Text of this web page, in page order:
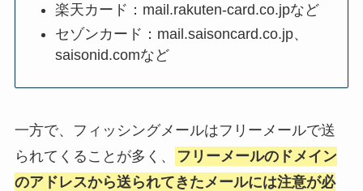
楽天カード：mail.rakuten-card.co.jpなど
セゾンカード：mail.saisoncard.co.jp、
saisonid.comなど
一方で、フィッシングメールはフリーメールで送
られてくることが多く、
フリーメールのドメイン
のアドレスから送られてきたメールには注意が必